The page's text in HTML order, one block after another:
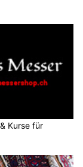
Kurse für